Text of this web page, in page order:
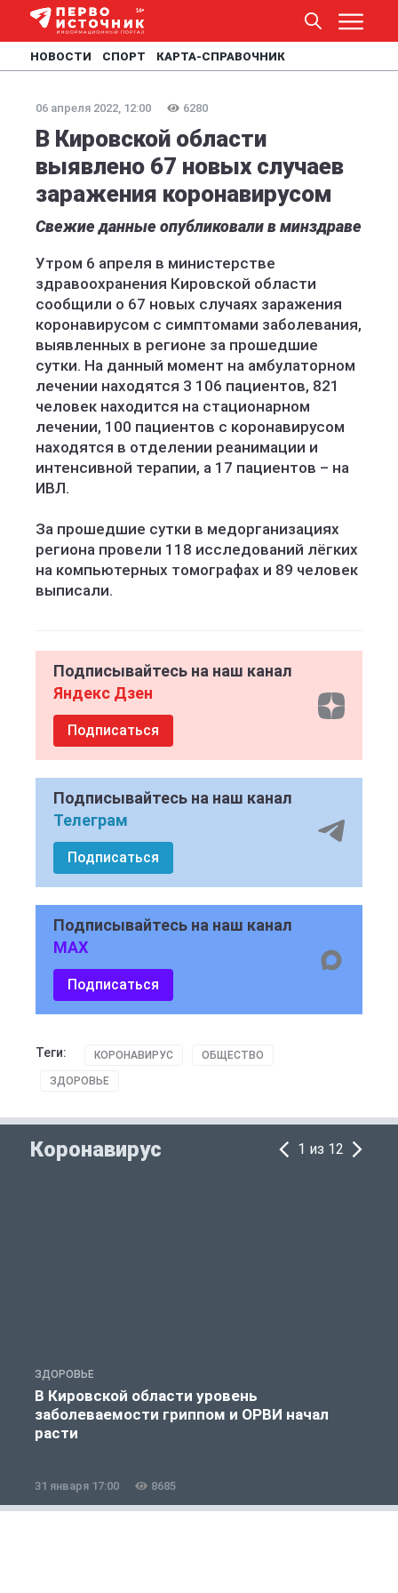
НОВОСТИ СПОРТ КАРТА-СПРАВОЧНИК
06 апреля 2022, 12:00 6280
В Кировской области
выявлено 67 новых случаев
заражения коронавирусом
Свежие данные опубликовали в минздраве
Утром 6 апреля в министерстве
здравоохранения Кировской области
сообщили о 67 новых случаях заражения
коронавирусом с симптомами заболевания,
выявленных в регионе за прошедшие
сутки. На данный момент на амбулаторном
лечении находятся 3 106 пациентов, 821
человек находится на стационарном
лечении, 100 пациентов с коронавирусом
находятся в отделении реанимации и
интенсивной терапии, а 17 пациентов – на
ИВЛ.
За прошедшие сутки в медорганизациях
региона провели 118 исследований лёгких
на компьютерных томографах и 89 человек
выписали.
Подписывайтесь на наш канал
Яндекс Дзен
Подписаться
Подписывайтесь на наш канал
Телеграм
Подписаться
Подписывайтесь на наш канал
MAX
Подписаться
Теги: КОРОНАВИРУС ОБЩЕСТВО
ЗДОРОВЬЕ
Коронавирус 1 из 12
ЗДОРОВЬЕ
В Кировской области уровень
заболеваемости гриппом и ОРВИ начал
расти
31 января 17:00 8685